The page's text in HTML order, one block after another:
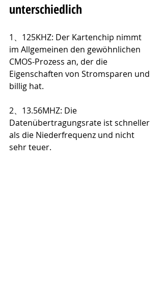
unterschiedlich
1、125KHZ: Der Kartenchip nimmt
im Allgemeinen den gewöhnlichen
CMOS-Prozess an, der die
Eigenschaften von Stromsparen und
billig hat.
2、13.56MHZ: Die
Datenübertragungsrate ist schneller
als die Niederfrequenz und nicht
sehr teuer.